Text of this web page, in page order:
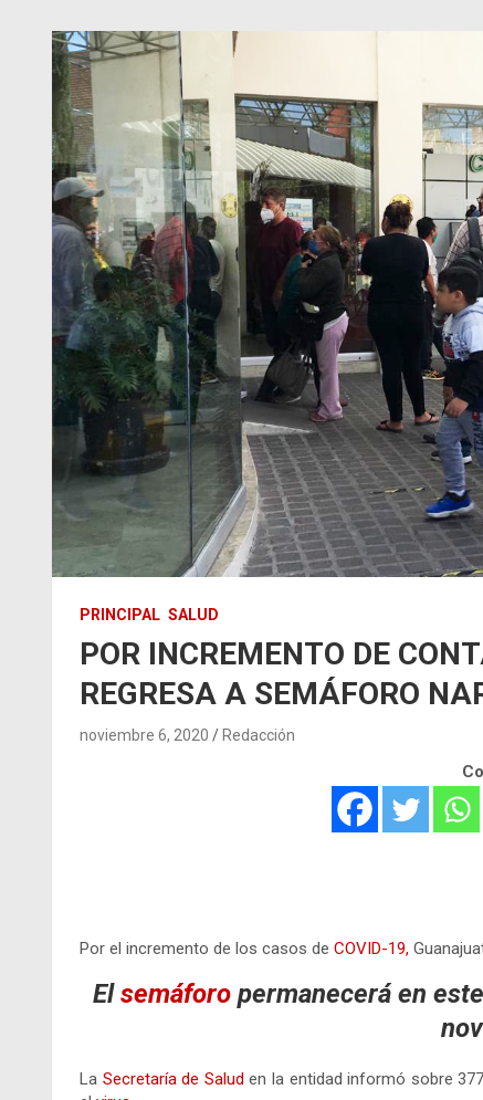
PRINCIPAL SALUD
POR INCREMENTO DE
REGRESA A SEMÁFORO
noviembre 6, 2020 Redacción
Por el incremento de los casos de COVID-19,
Elsemáforo permanecerá en
La Secretaría de Salud en la entidad informó sobre